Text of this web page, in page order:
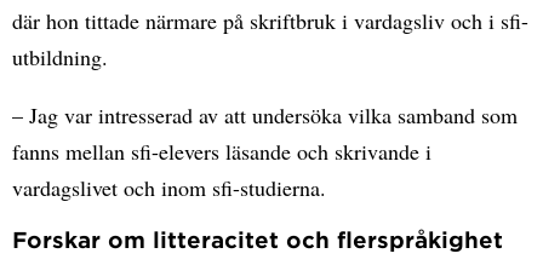
där hon tittade närmare på skriftbruk i vardagsliv och i sfi-
utbildning.
– Jag var intresserad av att undersöka vilka samband som
fanns mellan sfi-elevers läsande och skrivande i
vardagslivet och inom sfi-studierna.
Forskar om litteracitet och flerspråkighet